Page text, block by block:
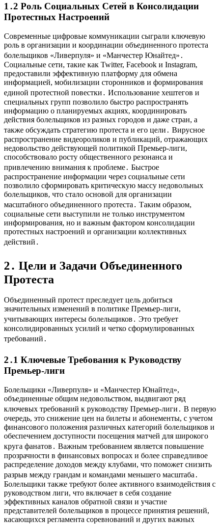
1․2 Роль Социальных Сетей в Консолидации
Протестных Настроений
Современные цифровые коммуникации сыграли ключевую
роль в организации и координации объединенного протеста
болельщиков «Ливерпуля» и «Манчестер Юнайтед»․
Социальные сети, такие как Twitter, Facebook и Instagram,
предоставили эффективную платформу для обмена
информацией, мобилизации сторонников и формирования
единой протестной повестки․ Использование хештегов и
специальных групп позволило быстро распространять
информацию о планируемых акциях, координировать
действия болельщиков из разных городов и даже стран, а
также обсуждать стратегию протеста и его цели․ Вирусное
распространение видеороликов и публикаций, отражающих
недовольство действующей политикой Премьер-лиги,
способствовало росту общественного резонанса и
привлечению внимания к проблеме․ Быстрое
распространение информации через социальные сети
позволило сформировать критическую массу недовольных
болельщиков, что стало основой для организации
масштабного объединенного протеста․ Таким образом,
социальные сети выступили не только инструментом
информирования, но и важным фактором консолидации
протестных настроений и организации коллективных
действий․
2․ Цели и Задачи Объединенного
Протеста
Объединенный протест преследует цель добиться
значительных изменений в политике Премьер-лиги,
учитывающих интересы болельщиков․ Это требует
консолидированных усилий и четко сформулированных
требований․
2․1 Ключевые Требования к Руководству
Премьер-лиги
Болельщики «Ливерпуля» и «Манчестер Юнайтед»,
объединенные общим недовольством, выдвигают ряд
ключевых требований к руководству Премьер-лиги․ В первую
очередь, это снижение цен на билеты и абонементы, с учетом
финансового положения различных категорий болельщиков и
обеспечением доступности посещения матчей для широкого
круга фанатов․ Важным требованием является повышение
прозрачности в финансовых вопросах и более справедливое
распределение доходов между клубами, что поможет снизить
разрыв между грандам и командами меньшего масштаба․
Болельщики также требуют более активного взаимодействия с
руководством лиги, что включает в себя создание
эффективных каналов обратной связи и участие
представителей болельщиков в процессе принятия решений,
касающихся регламента соревнований и других важных